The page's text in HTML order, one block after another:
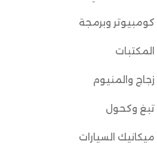
كومبيوتر وبرمجة
المكتبات
زجاج والمنيوم
تبغ وكحول
ميكانيك السيارات